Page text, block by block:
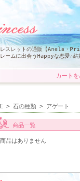
レスレットの通販【Anela・
ームに出会うHappyな恋愛☆
カート
> 石の種類 > アゲート
商品一覧
品はありません